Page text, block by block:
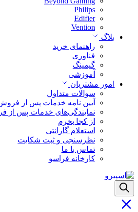
Philips
Edifier
Vention
بلاگ
راهنمای خرید
فناوری
گیمینگ
آموزشی
امور مشتریان
سوالات متداول
آیین نامه خدمات پس از
نمایندگی‌های خدمات پس از
از کجا بخرم
استعلام گارانتی
نظرسنجی و ثبت شکایت
تماس با ما
کارخانه فراسو